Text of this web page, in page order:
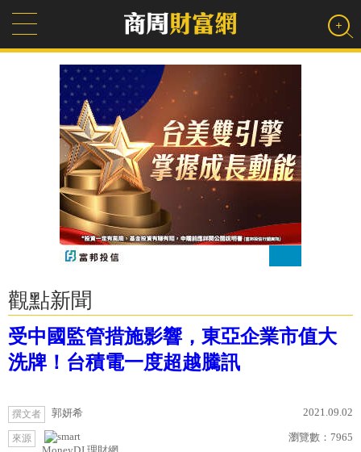
觀點新聞
受中國監管措施影響，東亞企業市值大
洗牌！台積電一度超越騰訊
撰文者 郭妍希 2021.09.02
來源 瀏覽數： 7965